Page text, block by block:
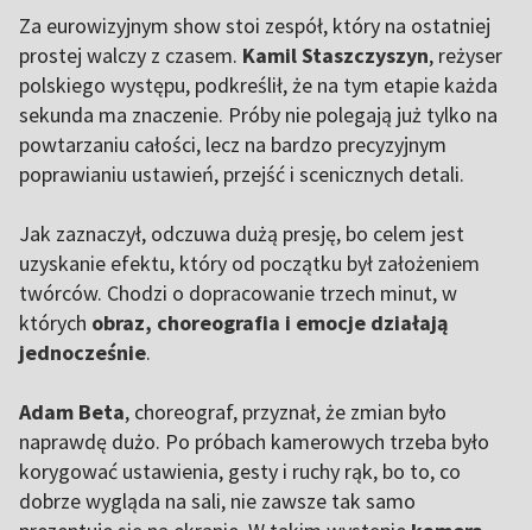
Za eurowizyjnym show stoi zespół, który na ostatniej
prostej walczy z czasem. Kamil Staszczyszyn, reżyser
polskiego występu, podkreślił, że na tym etapie każda
sekunda ma znaczenie. Próby nie polegają już tylko na
powtarzaniu całości, lecz na bardzo precyzyjnym
poprawianiu ustawień, przejść i scenicznych detali.
Jak zaznaczył, odczuwa dużą presję, bo celem jest
uzyskanie efektu, który od początku był założeniem
twórców. Chodzi o dopracowanie trzech minut, w
których obraz, choreografia i emocje działają
jednocześnie.
Adam Beta, choreograf, przyznał, że zmian było
naprawdę dużo. Po próbach kamerowych trzeba było
korygować ustawienia, gesty i ruchy rąk, bo to, co
dobrze wygląda na sali, nie zawsze tak samo